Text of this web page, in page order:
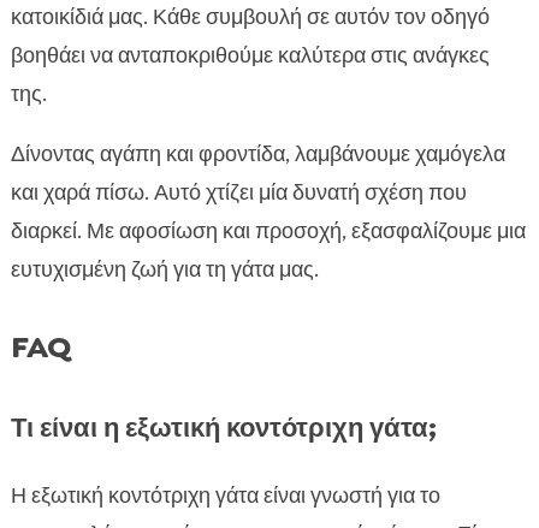
κατοικίδιά μας. Κάθε συμβουλή σε αυτόν τον οδηγό
βοηθάει να ανταποκριθούμε καλύτερα στις ανάγκες
της.
Δίνοντας αγάπη και φροντίδα, λαμβάνουμε χαμόγελα
και χαρά πίσω. Αυτό χτίζει μία δυνατή σχέση που
διαρκεί. Με αφοσίωση και προσοχή, εξασφαλίζουμε μια
ευτυχισμένη ζωή για τη γάτα μας.
FAQ
Τι είναι η εξωτική κοντότριχη γάτα;
Η εξωτική κοντότριχη γάτα είναι γνωστή για το